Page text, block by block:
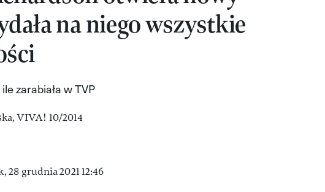
na niego wszystkie
zarabiała w TVP
grudnia 2021 12:46